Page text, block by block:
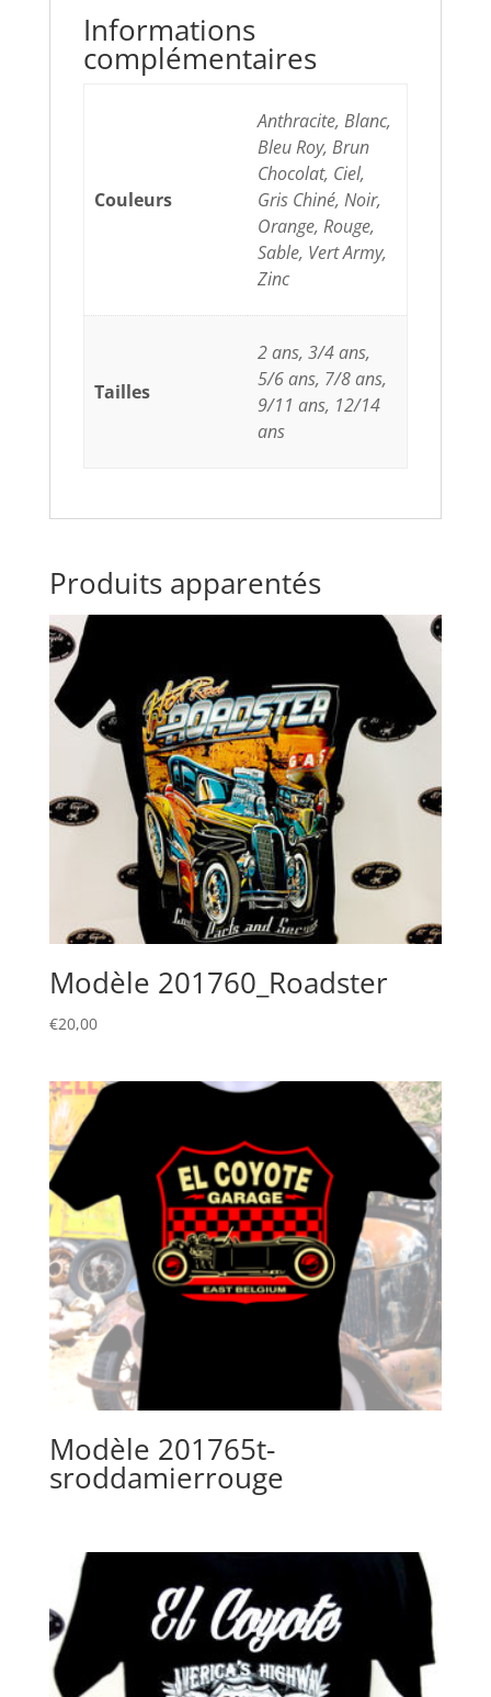
Informations
complémentaires
Couleurs
Anthracite, Blanc,
Bleu Roy, Brun
Chocolat, Ciel,
Gris Chiné, Noir,
Orange, Rouge,
Sable, Vert Army,
Zinc
Tailles
2 ans, 3/4 ans,
5/6 ans, 7/8 ans,
9/11 ans, 12/14
ans
Produits apparentés
Modèle 201760_Roadster
€20,00
Modèle 201765t-
sroddamierrouge